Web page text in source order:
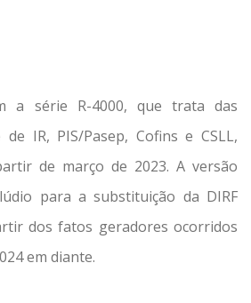
a série R-4000, que trata das
IR, PIS/Pasep, Cofins e CSLL,
de março de 2023. A versão
para a substituição da DIRF
dos fatos geradores ocorridos
em diante.